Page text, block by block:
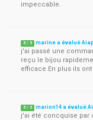
impeccable.
5 / 5 marine a évalué
j'ai passé une
reçu le bijou
efficace.En plus ils
5 / 5 marion14 a évalué
j'ai été concquise par